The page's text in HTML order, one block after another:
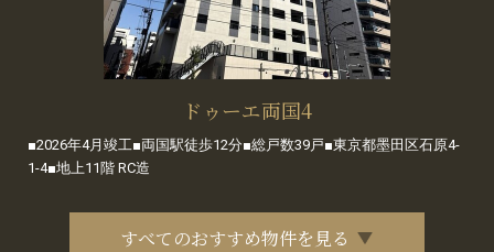
ドゥーエ両国4
■2026年4月竣工■両国駅徒歩12分■総戸数39戸■東京都墨田区石原4-
1-4■地上11階 RC造
すべてのおすすめ物件を見る